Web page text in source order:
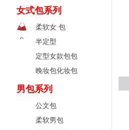
女式包系列
柔软女 包
半定型
定型女款包包
晚妆包化妆包
男包系列
公文包
柔软男包